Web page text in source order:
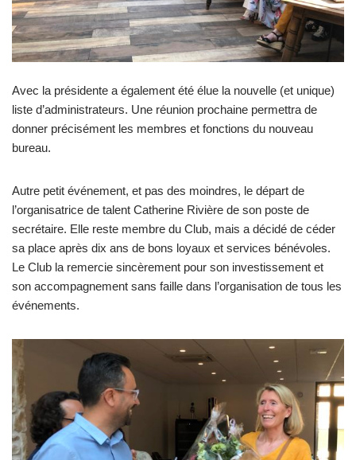
Avec la présidente a également été élue la nouvelle (et unique)
liste d’administrateurs. Une réunion prochaine permettra de
donner précisément les membres et fonctions du nouveau
bureau.
Autre petit événement, et pas des moindres, le départ de
l’organisatrice de talent Catherine Rivière de son poste de
secrétaire. Elle reste membre du Club, mais a décidé de céder
sa place après dix ans de bons loyaux et services bénévoles.
Le Club la remercie sincèrement pour son investissement et
son accompagnement sans faille dans l’organisation de tous les
événements.